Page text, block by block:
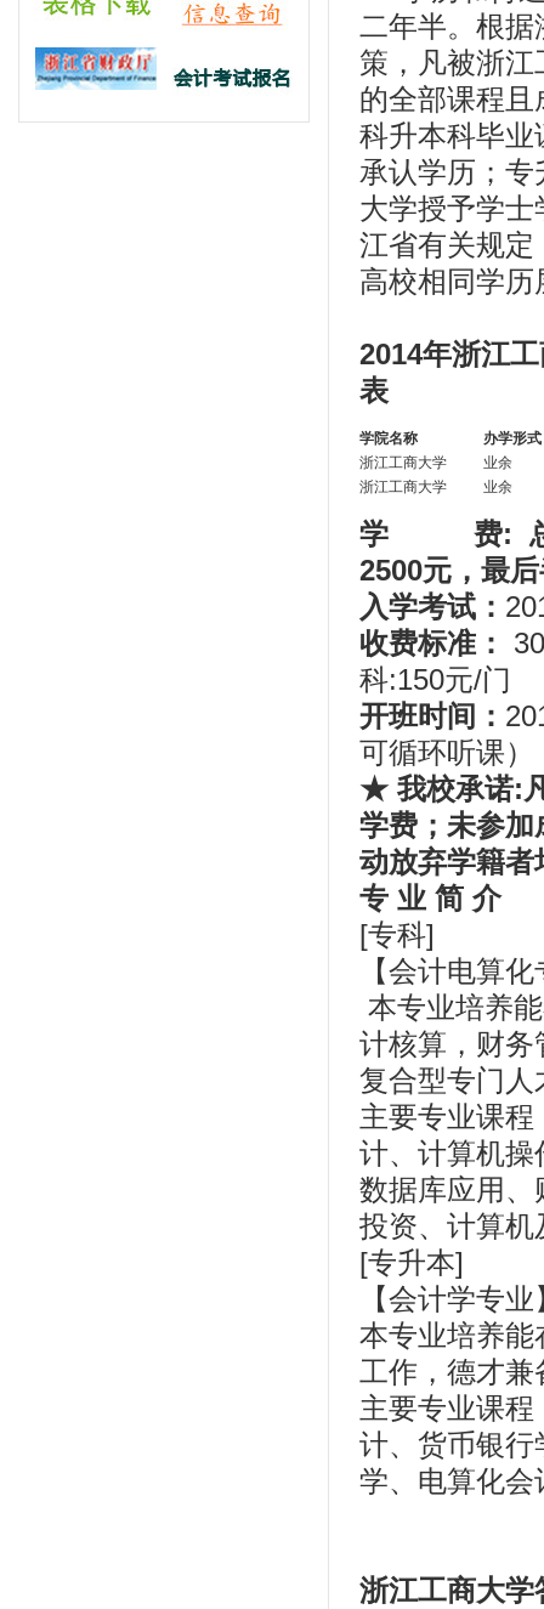
二年半。根据
策，凡被浙
的全部课程
科升本科毕业
承认学历；
大学授予学
江省有关规定
高校相同学
2014年浙江
表
学院名称
办学形式
浙江工商大学
业余
浙江工商大学
业余
学 费: 总
2500元，最
入学考试：
收费标准：
科:150元/门
开班时间：
可循环听课）
★ 我校承诺:
学费；未参加
动放弃学籍者
专 业 简 介
[专科]
【会计电算
本专业培养
计核算，财务
复合型专门
主要专业课
计、计算机操
数据库应用、
投资、计算
[专升本]
【会计学专
本专业培养能
工作，德才
主要专业课
计、货币银行
学、电算化
浙江工商大